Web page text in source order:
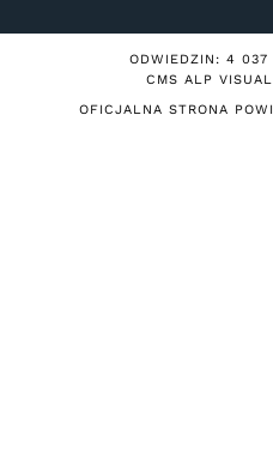
ODWIEDZIN: 4 037
OFICJALNA STRONA
CMS ALP